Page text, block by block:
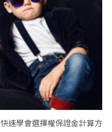
速學會選擇權保證金計算方